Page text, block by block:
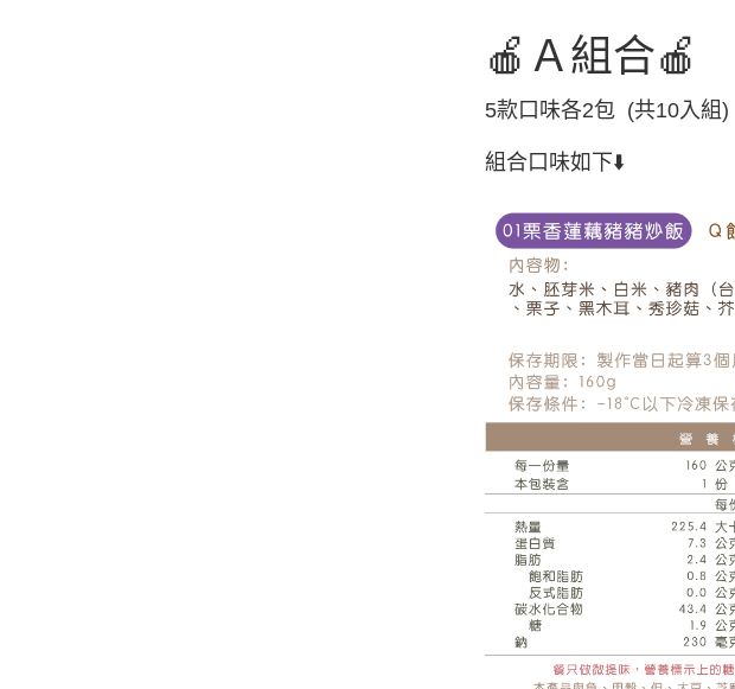
🍎Ａ組合🍎
5款口味各2包 (共10入組)
組合口味如下⬇️